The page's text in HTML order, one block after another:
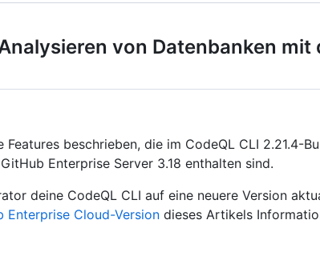
von Datenbanken mit
beschrieben, die im CodeQL CLI 2.21.4-
Enterprise Server 3.18 enthalten sind.
deine CodeQL CLI auf eine neuere Version
Enterprise Cloud-Version dieses Artikels